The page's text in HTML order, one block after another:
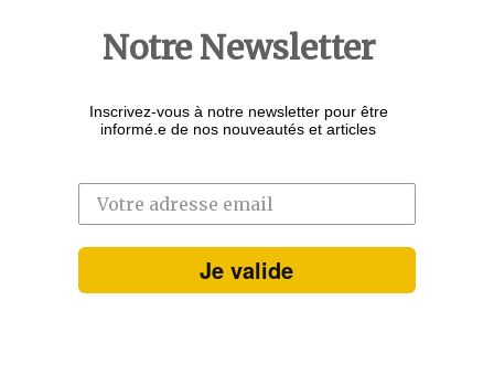
Notre Newsletter
Inscrivez-vous à notre newsletter pour être
informé.e de nos nouveautés et articles
Je valide